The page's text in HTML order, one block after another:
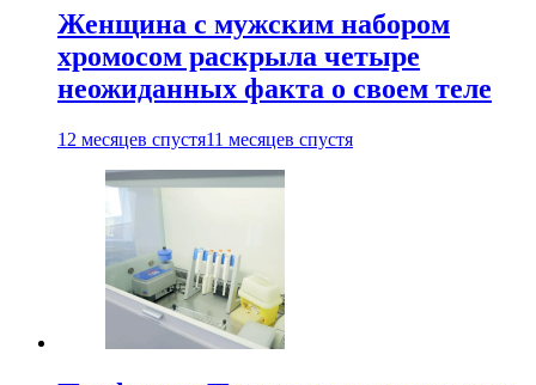
Женщина с мужским набором
хромосом раскрыла четыре
неожиданных факта о своем теле
12 месяцев спустя11 месяцев спустя